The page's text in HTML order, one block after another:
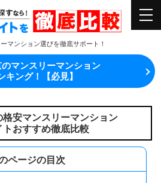
マンション選びを徹底サポート！
のマンスリーマンション
キング！【必見】
格安マンスリーマンション
トおすすめ徹底比較
ページの目次